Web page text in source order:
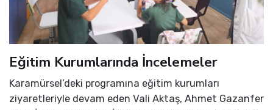
Eğitim Kurumlarında İncelemeler
Karamürsel’deki programına eğitim kurumları
ziyaretleriyle devam eden Vali Aktaş, Ahmet Gazanfer